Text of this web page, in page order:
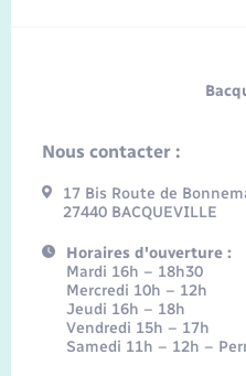
Nous contacter :
17 Bis Route de
27440 BACQUEVILLE
Horaires d'ouverture :
Mardi 16h – 18h30
Mercredi 10h – 12h
Jeudi 16h – 18h
Vendredi 15h – 17h
Samedi 11h – 12h –